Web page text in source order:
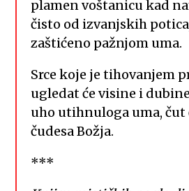
plamen voštanicu kad
čisto od izvanjskih
zaštićeno pažnjom uma.
Srce koje je tihovanjem
ugledat će visine i
uho utihnuloga uma, čut
čudesa Božja.
***